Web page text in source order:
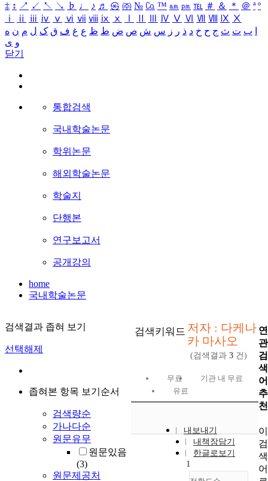
‡ ↕ ↗ ↙ ↖ ↘ ♭ ♩ ♪ ♬ ㉿ ㈜ № ㏇ ™ ㏂ ㏘ ℡ ＃ ＆ ＊ ＠ ª º
ⅰ
ⅱ ⅲ ⅳ ⅴ ⅵ ⅶ ⅷ ⅸ ⅹ Ⅳ Ⅴ Ⅵ Ⅶ Ⅷ Ⅸ Ⅹ
ب ت ث ج ح خ د ذ ر ز س ش ص ض ط ظ ع غ ف ق ک ل م ن ه
و ی
닫기
통합검색
국내학술논문
학위논문
해외학술논문
학술지
단행본
연구보고서
공개강의
home
국내학술논문
검색결과 좁혀 보기
선택해제
좁혀본 항목 보기순서
검색량순
가나다순
원문유무
원문있음
(3)
원문제공처
검색키워드 저자 : 다케나
카 마사오
(검색결과 3 건)
무료
기관 내 무료
유료
내보내기
내책장담기
한글로보기
1
연
관
검
색
어
추
천
이
검
색
어